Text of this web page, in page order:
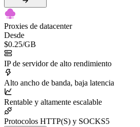
Proxies de datacenter
Desde
$0.25/GB
IP de servidor de alto rendimiento
Alto ancho de banda, baja latencia
Rentable y altamente escalable
Protocolos HTTP(S) y SOCKS5